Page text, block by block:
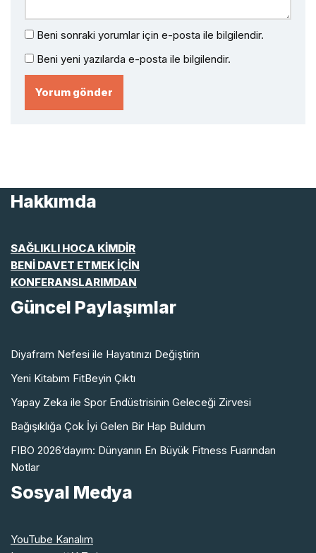
Beni sonraki yorumlar için e-posta ile bilgilendir.
Beni yeni yazılarda e-posta ile bilgilendir.
Hakkımda
SAĞLIKLI HOCA KİMDİR
BENİ DAVET ETMEK İÇİN
KONFERANSLARIMDAN
Güncel Paylaşımlar
Diyafram Nefesi ile Hayatınızı Değiştirin
Yeni Kitabım FitBeyin Çıktı
Yapay Zeka ile Spor Endüstrisinin Geleceği Zirvesi
Bağışıklığa Çok İyi Gelen Bir Hap Buldum
FIBO 2026’dayım: Dünyanın En Büyük Fitness Fuarından
Notlar
Sosyal Medya
YouTube Kanalım